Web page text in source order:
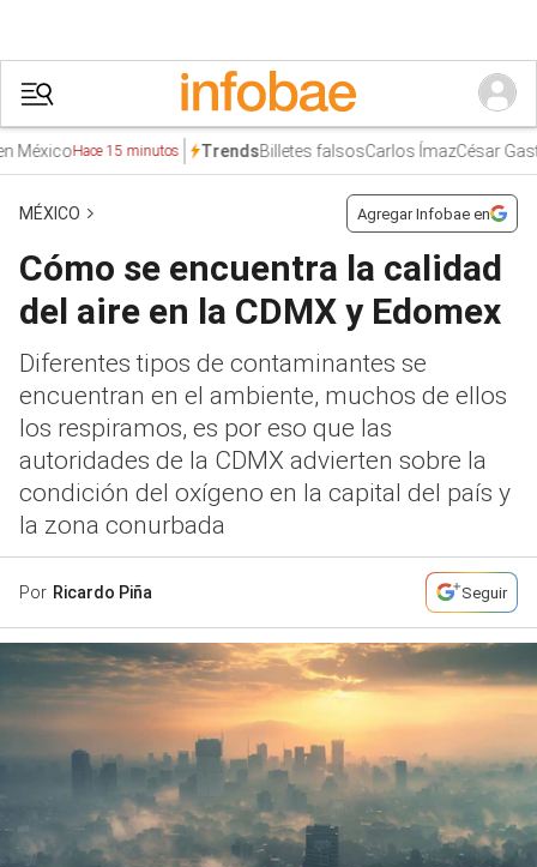
Hace 15 minutos TrendsBilletes falsosCarlos Ímaz César
MÉXICO Agregar Infobae en
Cómo se encuentra la calidad
del aire en la CDMX y Edomex
Diferentes tipos de contaminantes se
encuentran en el ambiente, muchos de ellos
los respiramos, es por eso que las
autoridades de la CDMX advierten sobre la
condición del oxígeno en la capital del país y
la zona conurbada
Por Ricardo Piña Seguir